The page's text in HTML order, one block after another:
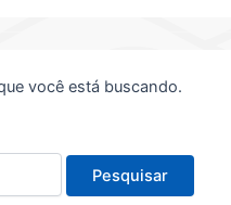
você está buscando.